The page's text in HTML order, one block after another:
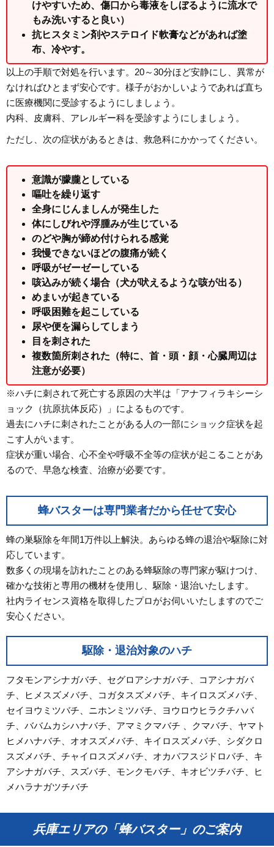
けやすいため、傷口から毒液をしぼるように流水で
もみ洗いすると良い）
抗ヒスタミン剤やステロイド軟膏などがあれば塗
布、冷やす。
以上の手順で対処を行います。20～30分ほど安静にし、異常が
なければひとまず安心です。様子がおかしいようであれば直ち
に医療機関に受診するようにしましょう。
内科、皮膚科、アレルギー科を受診すようにしましょう。
ただし、次の症状があるときは、救急科にかかってください。
意識が朦朧としている
嘔吐を繰り返す
全身にじんましんが発生した
体にしびれや浮腫みが生じている
のどや胸が締め付けられる感覚
我慢できないほどの腹痛が続く
呼吸がゼーゼーしている
咳込みが続く場合（犬が吠えるような咳が出る）
めまいが起きている
呼吸困難を起こしている
尿や便を漏らしてしまう
目を刺された
複数箇所刺された（特に、首・頭・顔・心臓周辺は
注意が必要）
※ハチに刺されて死亡する原因の大半は「アナフィラキシーシ
ョック（抗原抗体反応）」によるものです。
過去にハチに刺されたことがある人の一部にショック症状を起
こす人がいます。
症状が重い場合、心不全や呼吸不全等の症状が起こることがあ
るので、早急な検査、治療が必要です。
蜂バスターは専門業者だから任せて安心
蜂の巣駆除を年間1万件以上解決。あらゆる蜂の退治や駆除に対
応しています。
数多くの現場を訪れたことのある蜂駆除の専門家が駆けつけ、
確かな技術と専用の機材を使用し、駆除・退治いたします。
社内ライセンス資格を取得したプロがお伺いいたしますのでご
安心ください。
駆除・退治対象のハチ
フタモンアシナガバチ、セグロアシナガバチ、コアシナガバ
チ、ヒメスズメバチ、コガタスズメバチ、キイロスズメバチ、
セイヨウミツバチ、ニホンミツバチ、ヨウロウヒラクチハバ
チ、ババムカシハナバチ、アマミクマバチ 、クマバチ、ヤマト
ヒメハナバチ、オオスズメバチ、キイロスズメバチ、シダクロ
スズメバチ、チャイロスズメバチ、オカバフスジドロバチ、キ
アシナガバチ、スズバチ、モンクモバチ、キオビツチバチ、ヒ
メハラナガツチバチ
兵庫エリアの「蜂バスター」のご案内